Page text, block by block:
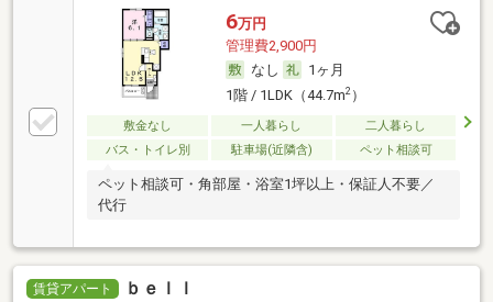
6万円
管理費2,900円
なし
1ヶ月
1階 / 1LDK（44.7m2）
敷金なし 一人暮らし
二人暮らし
バス・トイレ別
駐車場(近隣含) ペット相談可
ペット相談可・角部屋・浴室1坪以上・保証人不要／
代行
賃貸アパート ｂｅｌｌ